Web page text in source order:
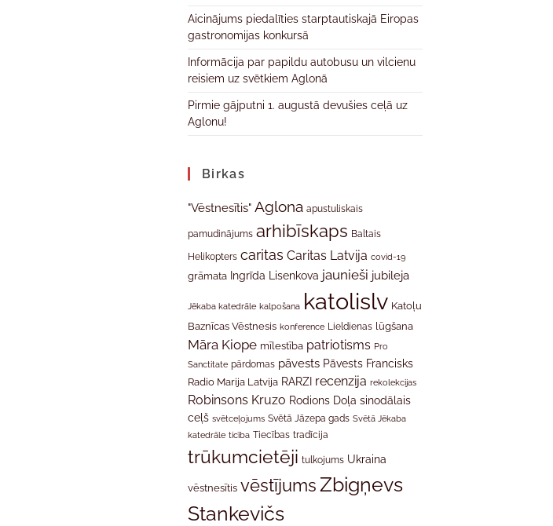
Aicinājums piedalīties starptautiskajā Eiropas
gastronomijas konkursā
Informācija par papildu autobusu un vilcienu
reisiem uz svētkiem Aglonā
Pirmie gājputni 1. augustā devušies ceļā uz
Aglonu!
Birkas
"Vēstnesītis" Aglona apustuliskais
pamudinājums arhibīskaps Baltais
Helikopters caritas Caritas Latvija covid-19
grāmata Ingrīda Lisenkova jaunieši jubileja
Jēkaba katedrāle kalpošana katolislv Katoļu
Baznīcas Vēstnesis konference Lieldienas lūgšana
Māra Kiope mīlestība patriotisms Pro
Sanctitate pārdomas pāvests Pāvests Francisks
Radio Marija Latvija RARZI recenzija rekolekcijas
Robinsons Kruzo Rodions Doļa sinodālais
ceļš svētceļojums Svētā Jāzepa gads Svētā Jēkaba
katedrāle ticība Tiecības tradīcija
trūkumcietēji tulkojums Ukraina
vēstnesītis vēstījumsZbigņevs
Stankevičs